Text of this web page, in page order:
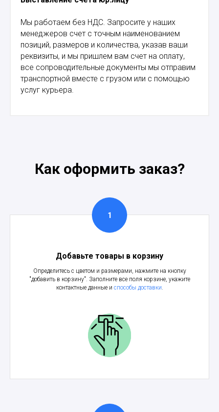
Мы работаем без НДС. Запросите у наших
менеджеров счет с точным наименованием
позиций, размеров и количества, указав ваши
реквизиты, и мы пришлем вам счет на оплату,
все сопроводительные документы мы отправим
транспортной вместе с грузом или с помощью
услуг курьера.
Как оформить заказ?
Добавьте товары в корзину
Определитесь с цветом и размерами, нажмите на кнопку
"добавить в корзину". Заполните все поля корзине, укажите
контактные данные и способы доставки.